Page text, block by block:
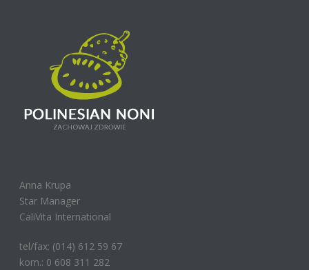
Anna Krupa
Star Manager
CaliVita International
tel/fax: (014) 612 59 67
kom.: 0 608 311 282